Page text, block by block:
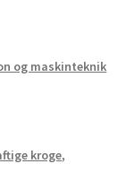
og maskinteknik
kroge,